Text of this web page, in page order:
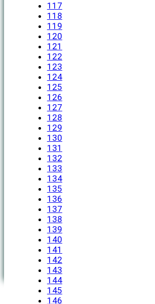
117
118
119
120
121
122
123
124
125
126
127
128
129
130
131
132
133
134
135
136
137
138
139
140
141
142
143
144
145
146